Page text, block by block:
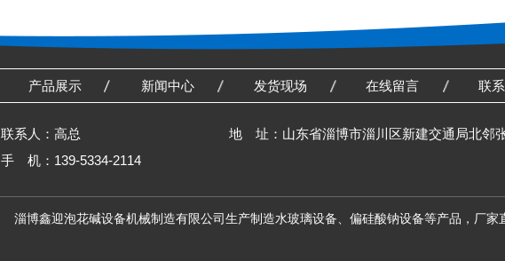
产品展示 新闻中心 发货现场 在线留言 联
联系人：高总
手 机：139-5334-2114
地 址：山东省淄博市淄川区新建交通局北邻
淄博鑫迎泡花碱设备机械制造有限公司生产制造水玻璃设备、偏硅酸钠设备等产品，厂家